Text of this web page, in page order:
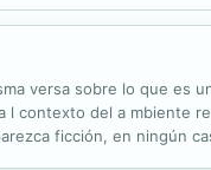
versa sobre lo que es
l contexto del a mbiente
ficción, en ningún